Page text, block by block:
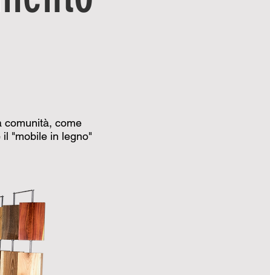
comunità, come
"mobile in legno"